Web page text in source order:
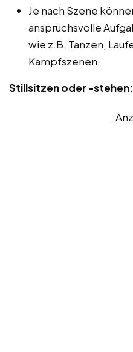
Je nach Szene
anspruchsvolle
wie z.B. Tanzen,
Kampfszenen.
Stillsitzen oder -stehen: